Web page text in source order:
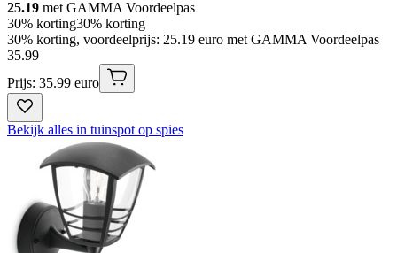
25.19 met GAMMA Voordeelpas
30% korting30% korting
30% korting, voordeelprijs: 25.19 euro met GAMMA Voordeelpas
35.99
Prijs: 35.99 euro
Bekijk alles in tuinspot op spies